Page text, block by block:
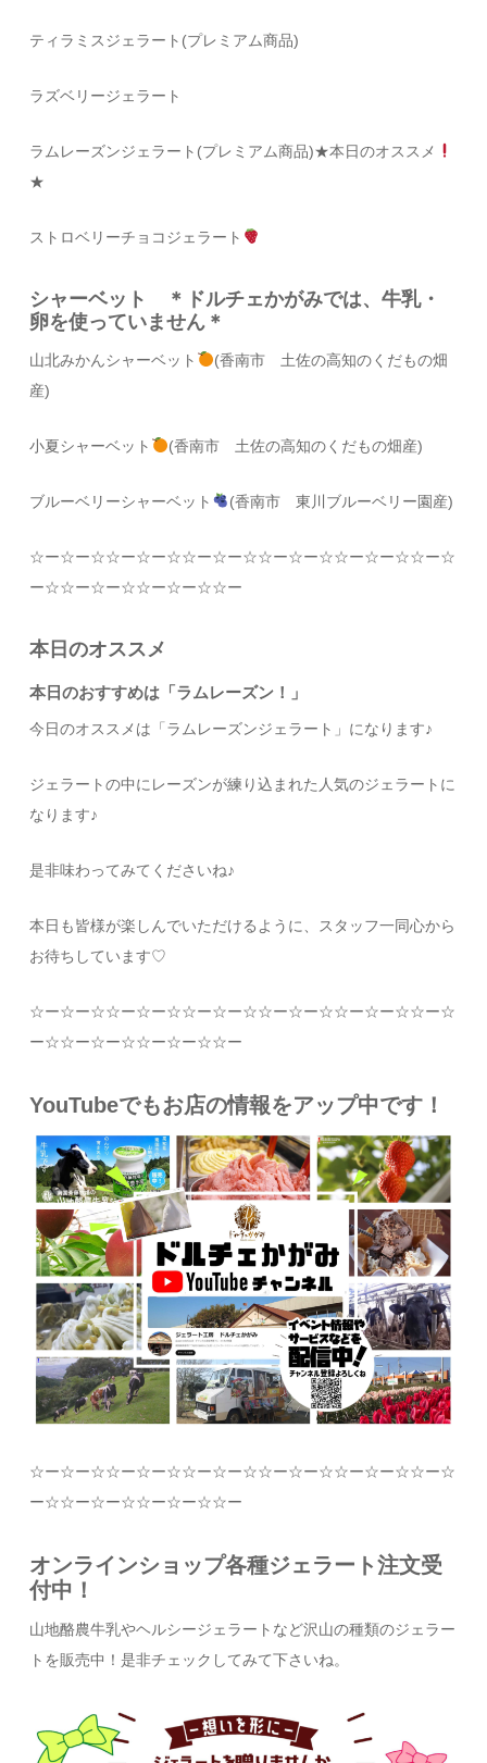
ティラミスジェラート(プレミアム商品)
ラズベリージェラート
ラムレーズンジェラート(プレミアム商品)★本日のオススメ
★
ストロベリーチョコジェラート
シャーベット ＊ドルチェかがみでは、牛乳・
卵を使っていません＊
山北みかんシャーベット
(香南市 土佐の高知のくだもの畑
産)
小夏シャーベット (香南市 土佐の高知のくだもの畑産)
ブルーベリーシャーベット (香南市 東川ブルーベリー園産)
☆ー☆ー☆☆ー☆ー☆☆ー☆ー☆☆ー☆ー☆☆ー☆ー☆☆ー☆
ー☆☆ー☆ー☆☆ー☆ー☆☆ー
本日のオススメ
本日のおすすめは「ラムレーズン！」
今日のオススメは「ラムレーズンジェラート」になります♪
ジェラートの中にレーズンが練り込まれた人気のジェラートに
なります♪
是非味わってみてくださいね♪
本日も皆様が楽しんでいただけるように、スタッフ一同心から
お待ちしています♡
☆ー☆ー☆☆ー☆ー☆☆ー☆ー☆☆ー☆ー☆☆ー☆ー☆☆ー☆
ー☆☆ー☆ー☆☆ー☆ー☆☆ー
YouTubeでもお店の情報をアップ中です！
☆ー☆ー☆☆ー☆ー☆☆ー☆ー☆☆ー☆ー☆☆ー☆ー☆☆ー☆
ー☆☆ー☆ー☆☆ー☆ー☆☆ー
オンラインショップ各種ジェラート注文受
付中！
山地酪農牛乳やヘルシージェラートなど沢山の種類のジェラー
トを販売中！是非チェックしてみて下さいね。